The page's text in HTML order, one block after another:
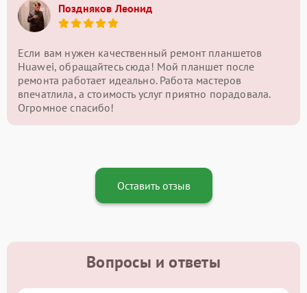
Поздняков Леонид
Если вам нужен качественный ремонт планшетов
Huawei, обращайтесь сюда! Мой планшет после
ремонта работает идеально. Работа мастеров
впечатлила, а стоимость услуг приятно порадовала.
Огромное спасибо!
Оставить отзыв
Вопросы и ответы